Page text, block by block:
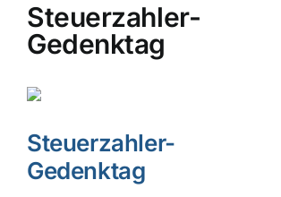
Steuerzahler-
Gedenktag
Steuerzahler-
Gedenktag